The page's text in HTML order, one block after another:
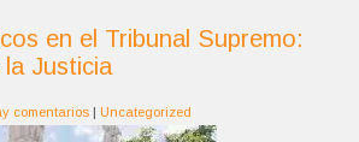
en el Tribunal Supremo:
la Justicia
comentarios | Uncategorized